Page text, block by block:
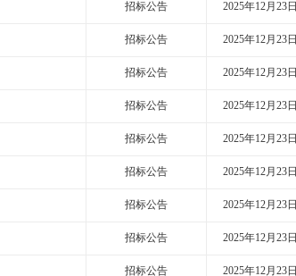
招标公告 2025年12月23日
招标公告 2025年12月23日
招标公告 2025年12月23日
招标公告 2025年12月23日
招标公告 2025年12月23日
招标公告 2025年12月23日
招标公告 2025年12月23日
招标公告 2025年12月23日
招标公告 2025年12月23日